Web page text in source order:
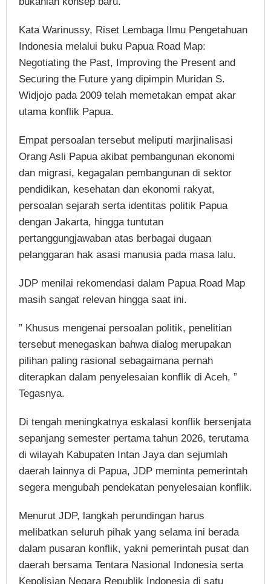
Kata Warinussy, Riset Lembaga Ilmu Pengetahuan
Indonesia melalui buku Papua Road Map:
Negotiating the Past, Improving the Present and
Securing the Future yang dipimpin Muridan S.
Widjojo pada 2009 telah memetakan empat akar
utama konflik Papua.
Empat persoalan tersebut meliputi marjinalisasi
Orang Asli Papua akibat pembangunan ekonomi
dan migrasi, kegagalan pembangunan di sektor
pendidikan, kesehatan dan ekonomi rakyat,
persoalan sejarah serta identitas politik Papua
dengan Jakarta, hingga tuntutan
pertanggungjawaban atas berbagai dugaan
pelanggaran hak asasi manusia pada masa lalu.
JDP menilai rekomendasi dalam Papua Road Map
masih sangat relevan hingga saat ini.
” Khusus mengenai persoalan politik, penelitian
tersebut menegaskan bahwa dialog merupakan
pilihan paling rasional sebagaimana pernah
diterapkan dalam penyelesaian konflik di Aceh, ”
Tegasnya.
Di tengah meningkatnya eskalasi konflik bersenjata
sepanjang semester pertama tahun 2026, terutama
di wilayah Kabupaten Intan Jaya dan sejumlah
daerah lainnya di Papua, JDP meminta pemerintah
segera mengubah pendekatan penyelesaian konflik.
Menurut JDP, langkah perundingan harus
melibatkan seluruh pihak yang selama ini berada
dalam pusaran konflik, yakni pemerintah pusat dan
daerah bersama Tentara Nasional Indonesia serta
Kepolisian Negara Republik Indonesia di satu